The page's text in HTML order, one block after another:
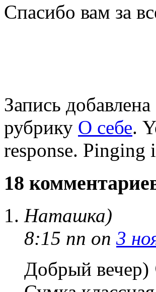
Спасибо вам за
Запись
рубрику О себе.
response.
18
Наташка)
8:15 пп on 3
Добрый вечер)